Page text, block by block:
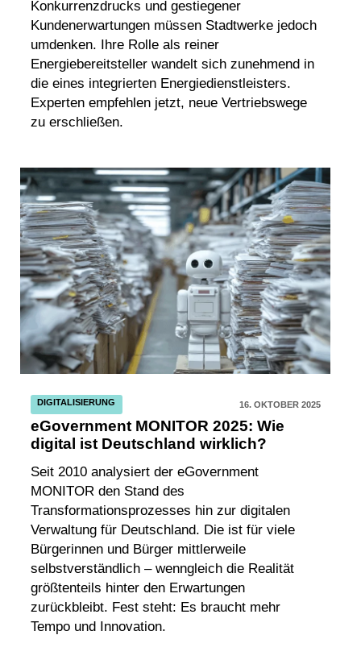
Konkurrenzdrucks und gestiegener
Kundenerwartungen müssen Stadtwerke jedoch
umdenken. Ihre Rolle als reiner
Energiebereitsteller wandelt sich zunehmend in
die eines integrierten Energiedienstleisters.
Experten empfehlen jetzt, neue Vertriebswege
zu erschließen.
DIGITALISIERUNG 16. OKTOBER 2025
eGovernment MONITOR 2025: Wie
digital ist Deutschland wirklich?
Seit 2010 analysiert der eGovernment
MONITOR den Stand des
Transformationsprozesses hin zur digitalen
Verwaltung für Deutschland. Die ist für viele
Bürgerinnen und Bürger mittlerweile
selbstverständlich – wenngleich die Realität
größtenteils hinter den Erwartungen
zurückbleibt. Fest steht: Es braucht mehr
Tempo und Innovation.